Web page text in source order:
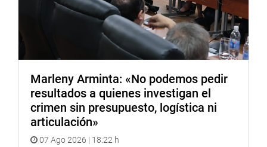
Marleny Arminta: «No podemos pedir
resultados a quienes investigan el
crimen sin presupuesto, logística ni
articulación»
07 Ago 2026 | 18:22 h